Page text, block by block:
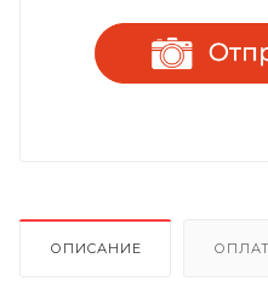
ОПИСАНИЕ